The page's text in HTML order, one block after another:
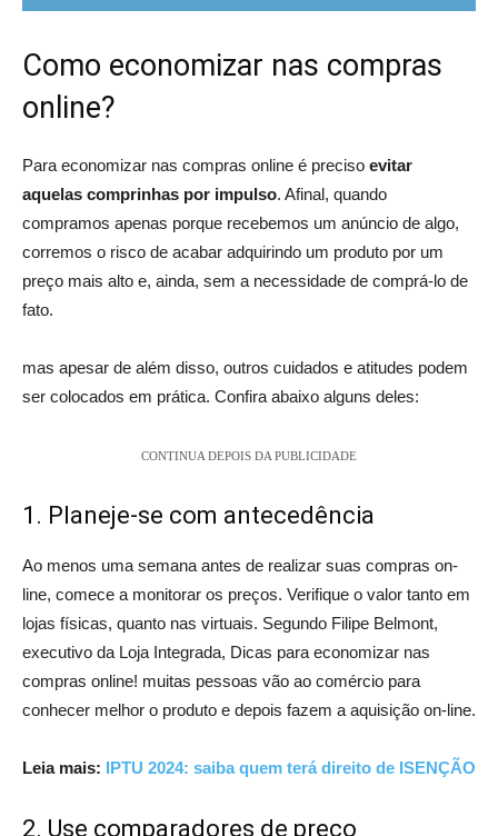
Como economizar nas compras
online?
Para economizar nas compras online é preciso evitar
aquelas comprinhas por impulso. Afinal, quando
compramos apenas porque recebemos um anúncio de algo,
corremos o risco de acabar adquirindo um produto por um
preço mais alto e, ainda, sem a necessidade de comprá-lo de
fato.
mas apesar de além disso, outros cuidados e atitudes podem
ser colocados em prática. Confira abaixo alguns deles:
CONTINUA DEPOIS DA PUBLICIDADE
1. Planeje-se com antecedência
Ao menos uma semana antes de realizar suas compras on-
line, comece a monitorar os preços. Verifique o valor tanto em
lojas físicas, quanto nas virtuais. Segundo Filipe Belmont,
executivo da Loja Integrada, Dicas para economizar nas
compras online! muitas pessoas vão ao comércio para
conhecer melhor o produto e depois fazem a aquisição on-line.
Leia mais: IPTU 2024: saiba quem terá direito de ISENÇÃO
2. Use comparadores de preço